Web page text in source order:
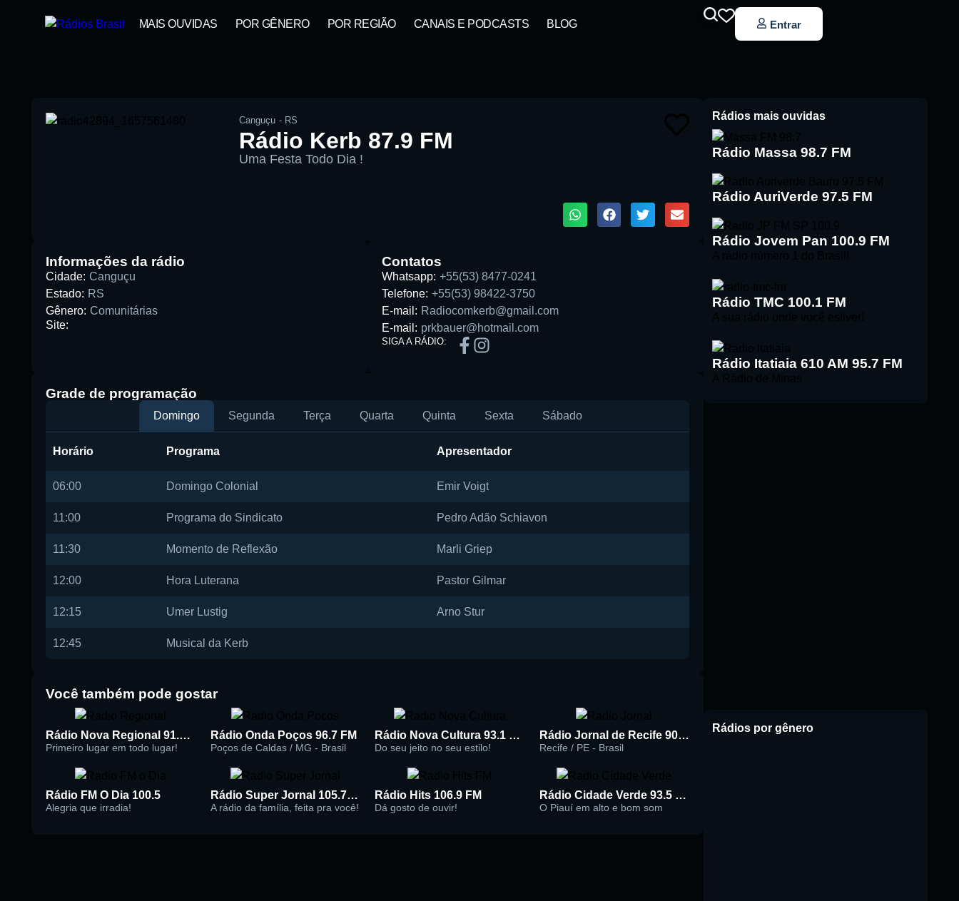
MAIS OUVIDAS POR GÊNERO POR REGIÃO CANAIS E PODCASTS BLOG Entrar
Canguçu - RS
Rádio Kerb 87.9 FM
Uma Festa Todo Dia !
Informações da rádio
Cidade: Canguçu
Estado: RS
Gênero: Comunitárias
Site:
Contatos
Whatsapp: +55(53) 8477-0241
Telefone: +55(53) 98422-3750
E-mail: Radiocomkerb@gmail.com
E-mail: prkbauer@hotmail.com
SIGA A RÁDIO:
Grade de programação
Domingo Segunda Terça Quarta Quinta Sexta Sábado
Horário Programa Apresentador
06:00 Domingo Colonial Emir Voigt
11:00 Programa do Sindicato Pedro Adão Schiavon
11:30 Momento de Reflexão Marli Griep
12:00 Hora Luterana Pastor Gilmar
12:15 Umer Lustig Arno Stur
12:45 Musical da Kerb
Você também pode gostar
Rádio Nova Regional 91.5 FM
Primeiro lugar em todo lugar!
Rádio Onda Poços 96.7 FM
Poços de Caldas / MG - Brasil
Rádio Nova Cultura 93.1 FM
Do seu jeito no seu estilo!
Rádio Jornal de Recife 90.3 FM
Recife / PE - Brasil
Rádio FM O Dia 100.5
Alegria que irradia!
Rádio Super Jornal 105.7 FM
A rádio da família, feita pra você!
Rádio Hits 106.9 FM
Dá gosto de ouvir!
Rádio Cidade Verde 93.5 FM
O Piauí em alto e bom som
Rádios mais ouvidas
Rádio Massa 98.7 FM
Rádio AuriVerde 97.5 FM
Rádio Jovem Pan 100.9 FM
Rádio TMC 100.1 FM
Rádio Itatiaia 610 AM 95.7 FM
Rádios por gênero